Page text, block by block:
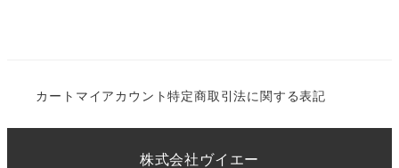
カート マイアカウント特定商取引法に関する表記
株式会社ヴイエー